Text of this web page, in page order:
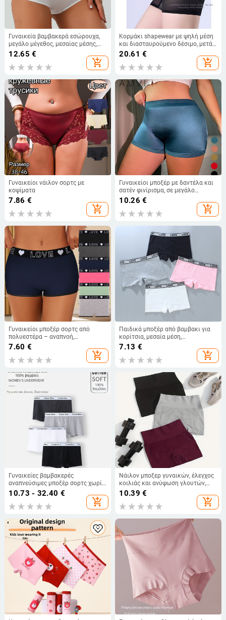
Γυναικεία βαμβακερά εσώρουχα,
μεγάλο μέγεθος, μεσαίας μέσης,
αναπνέοντα, μονόχρωμα
12.65 €
add_shopping_cart
Κορμάκι shapewear με ψηλή μέση
και διασταυρούμενο δέσιμο, μετά
τον τοκετό, έλεγχος κοιλιάς και
γραμμές με βαμβακερή περιοχή
20.61 €
add_shopping_cart
Γυναικείοι νάιλον σορτς με
κοψίματα
7.86 €
add_shopping_cart
Γυναικείοι μποξέρ με δαντέλα και
σατέν φινίρισμα, σε μεγάλο
μέγεθος, μεσαία μέση, απαλές και
10.26 €
add_shopping_cart
Γυναικείοι μποξέρ σορτς από
πολυεστέρα – αναπνοή,
αδιαφανείς, μεσαία μέση, επένδυση
7.60 €
add_shopping_cart
Παιδικά μποξέρ από βαμβακι για
κορίτσια, μεσαία μέση,
αναπνεύσιμα, μονόχρωμα
7.13 €
add_shopping_cart
Γυναικείες βαμβακερές
αναπνεύσιμες μποξέρ σορτς χωρίς
ραφές, μεσαία μέση, σχέδιο
10.73 - 32.40 €
add_shopping_cart
Νάιλον μποξερ γυναικών, έλεγχος
κοιλιάς και ανύψωση γλουτών,
χωρίς ραφές και διαπνοή, ψηλή
10.39 €
add_shopping_cart